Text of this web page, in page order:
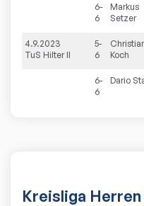
6-
6
Markus
Setzer
4.9.2023
TuS Hilter II
5-
6
Koch
6-
6
Dario
Kreisliga Herren